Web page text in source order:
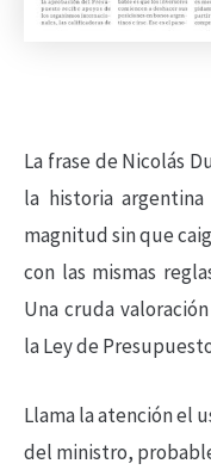
La frase de Nicolás
la historia
magnitud sin que
con las mismas
Una cruda
la Ley de
Llama la atención el
del ministro,